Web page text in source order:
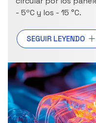
- 5ºC y los - 15 °C.
El fluido tras salir de
estado líquido,
lluvia, sol...), de esta
caliente pasa a
los paneles. El
comprime, subiendo
a 110/120 °C por el
SEGUIR LEYENDO